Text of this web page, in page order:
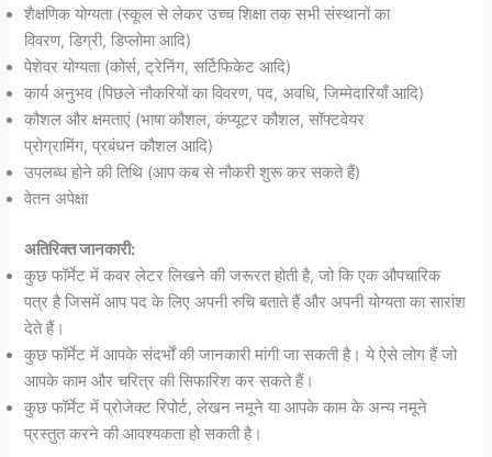
शैक्षणिक योग्यता (स्कूल से लेकर उच्च शिक्षा तक सभी संस्थानों का
विवरण, डिग्री, डिप्लोमा आदि)
पेशेवर योग्यता (कोर्स, ट्रेनिंग, सर्टिफिकेट आदि)
कार्य अनुभव (पिछले नौकरियों का विवरण, पद, अवधि, जिम्मेदारियाँ आदि)
कौशल और क्षमताएं (भाषा कौशल, कंप्यूटर कौशल, सॉफ्टवेयर
प्रोग्रामिंग, प्रबंधन कौशल आदि)
उपलब्ध होने की तिथि (आप कब से नौकरी शुरू कर सकते हैं)
वेतन अपेक्षा
अतिरिक्त जानकारी:
कुछ फॉर्मेट में कवर लेटर लिखने की जरूरत होती है, जो कि एक औपचारिक
पत्र है जिसमें आप पद के लिए अपनी रुचि बताते हैं और अपनी योग्यता का सारांश
देते हैं।
कुछ फॉर्मेट में आपके संदर्भों की जानकारी मांगी जा सकती है। ये ऐसे लोग हैं जो
आपके काम और चरित्र की सिफारिश कर सकते हैं।
कुछ फॉर्मेट में प्रोजेक्ट रिपोर्ट, लेखन नमूने या आपके काम के अन्य नमूने
प्रस्तुत करने की आवश्यकता हो सकती है।